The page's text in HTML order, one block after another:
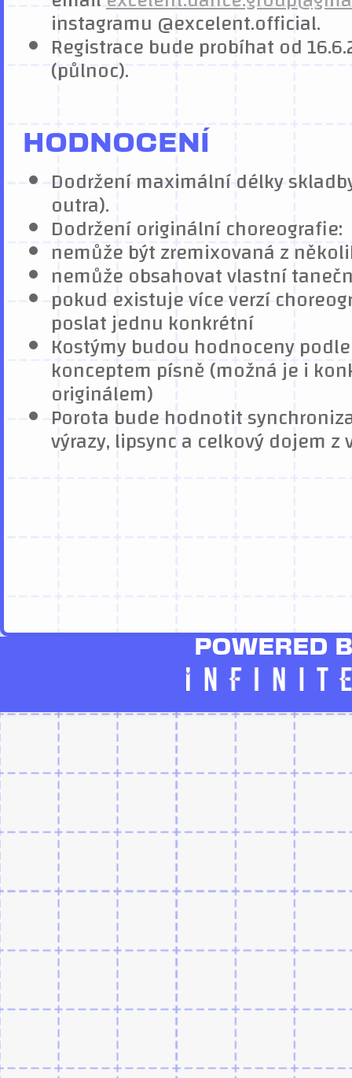
instagramu @excelent.official.
Registrace bude probíhat od
(půlnoc).
HODNOCENÍ
Dodržení maximální délky
outra).
Dodržení originální choreografie:
nemůže být zremixovaná z
nemůže obsahovat vlastní
pokud existuje více verzí
poslat jednu konkrétní
Kostýmy budou hodnoceny
konceptem písně (možná je i
originálem)
Porota bude hodnotit
výrazy, lipsync a celkový dojem z
POWERED